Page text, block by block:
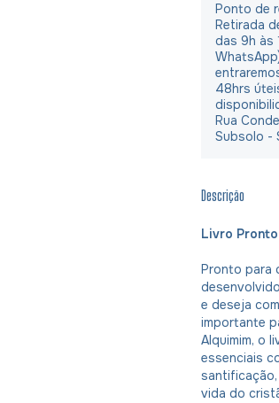
Ponto de
Retirada
das 9h às
48hrs
Rua
Subsolo -
Descrição
Livro
Pronto para
e deseja
importante
Alquimim, o
essenciais
vida do